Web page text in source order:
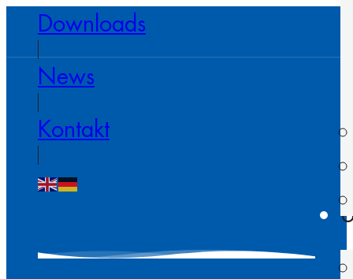
Downloads
News
Kontakt